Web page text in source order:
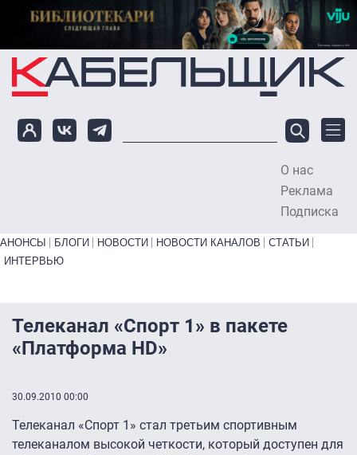
Перейти к основному содержанию
О нас
Реклама
Подписка
Primary links bottom
АНОНСЫ БЛОГИ НОВОСТИ НОВОСТИ КАНАЛОВ
СТАТЬИ
ИНТЕРВЬЮ
Телеканал «Спорт 1» в пакете
«Платформа HD»
30.09.2010 00:00
Телеканал «Спорт 1» стал третьим спортивным
телеканалом высокой четкости, который доступен для